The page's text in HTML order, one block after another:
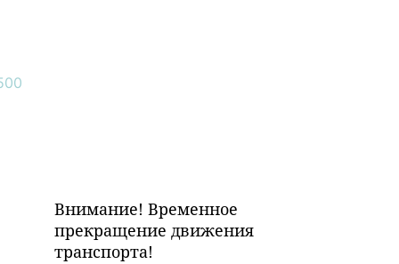
Внимание! Временное
прекращение движения
транспорта!